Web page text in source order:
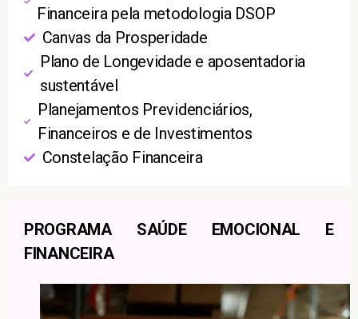
Financeira pela metodologia DSOP
Canvas da Prosperidade
Plano de Longevidade e aposentadoria
sustentável
Planejamentos Previdenciários,
Financeiros e de Investimentos
Constelação Financeira
PROGRAMA SAÚDE EMOCIONAL E
FINANCEIRA